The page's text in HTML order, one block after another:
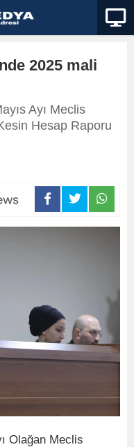
2025 mali
Ayı Meclis
Hesap Raporu
Olağan Meclis